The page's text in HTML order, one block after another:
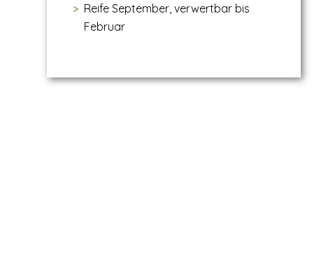
Reife September, verwertbar bis
Februar